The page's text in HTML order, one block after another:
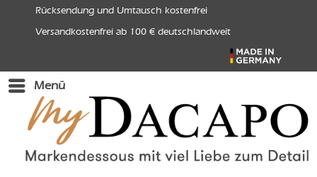
Rücksendung und Umtausch kostenfrei
Versandkostenfrei ab 100 € deutschlandweit
Menü